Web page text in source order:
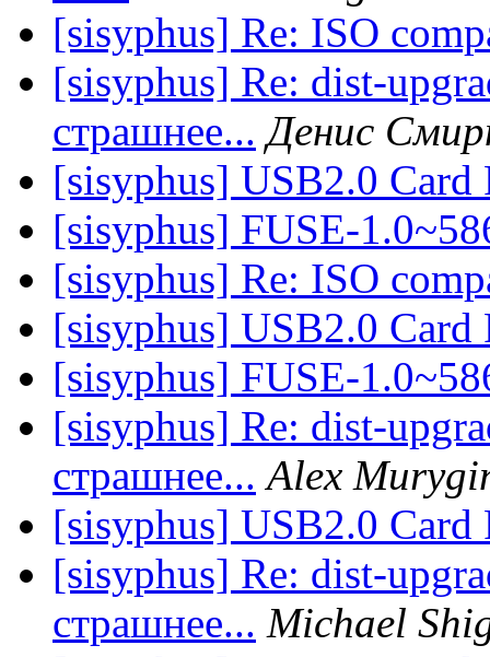
[sisyphus] Re: ISO
[sisyphus] Re: dist-
страшнее... Денис
[sisyphus] USB2.0 Card
[sisyphus] FUSE-
[sisyphus] Re: ISO
[sisyphus] USB2.0 Card
[sisyphus] FUSE-
[sisyphus] Re: dist-
страшнее... Alex
[sisyphus] USB2.0 Card
[sisyphus] Re: dist-
страшнее... Michael